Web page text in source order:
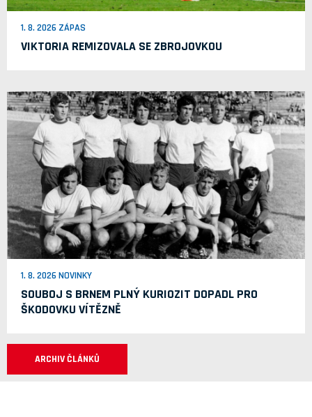
1. 8. 2026 ZÁPAS
VIKTORIA REMIZOVALA SE ZBROJOVKOU
1. 8. 2026 NOVINKY
SOUBOJ S BRNEM PLNÝ KURIOZIT DOPADL PRO
ŠKODOVKU VÍTĚZNĚ
ARCHIV ČLÁNKŮ